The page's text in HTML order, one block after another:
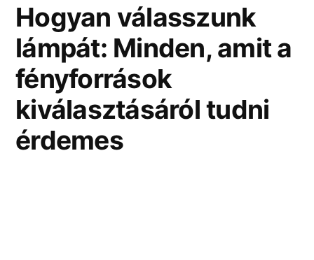
Hogyan válasszunk
lámpát: Minden, amit a
fényforrások
kiválasztásáról tudni
érdemes